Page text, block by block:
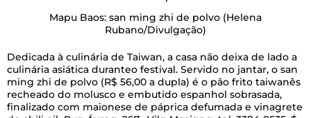
Mapu Baos: san ming zhi de polvo (Helena
Rubano/Divulgação)
Dedicada à culinária de Taiwan, a casa não deixa de lado a
culinária asiática duranteo festival. Servido no jantar, o san
ming zhi de polvo (R$ 56,00 a dupla) é o pão frito taiwanês
recheado do molusco e embutido espanhol sobrasada,
finalizado com maionese de páprica defumada e vinagrete